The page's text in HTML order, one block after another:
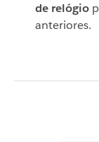
de relógio
anteriores.